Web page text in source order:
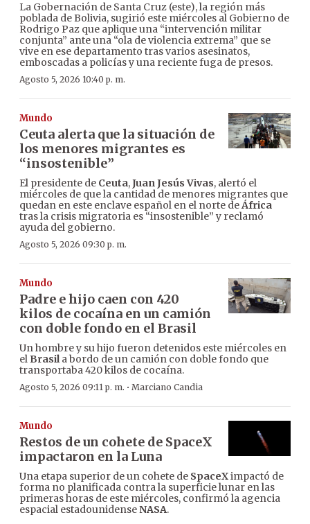
La Gobernación de Santa Cruz (este), la región más
poblada de Bolivia, sugirió este miércoles al Gobierno de
Rodrigo Paz que aplique una “intervención militar
conjunta” ante una “ola de violencia extrema” que se
vive en ese departamento tras varios asesinatos,
emboscadas a policías y una reciente fuga de presos.
Agosto 5, 2026 10:40 p. m.
Mundo
Ceuta alerta que la situación de
los menores migrantes es
“insostenible”
El presidente de Ceuta,Juan Jesús Vivas, alertó el
miércoles de que la cantidad de menores migrantes que
quedan en este enclave español en el norte deÁfrica
tras la crisis migratoria es “insostenible” y reclamó
ayuda del gobierno.
Agosto 5, 2026 09:30 p. m.
Mundo
Padre e hijo caen con 420
kilos de cocaína en un camión
con doble fondo en el Brasil
Un hombre y su hijo fueron detenidos este miércoles en
el Brasila bordo de un camión con doble fondo que
transportaba 420 kilos de cocaína.
Agosto 5, 2026 09:11 p. m. · Marciano Candia
Mundo
Restos de un cohete de SpaceX
impactaron en la Luna
Una etapa superior de un cohete de SpaceXimpactó de
forma no planificada contra la superficie lunar en las
primeras horas de este miércoles, confirmó la agencia
espacial estadounidenseNASA.